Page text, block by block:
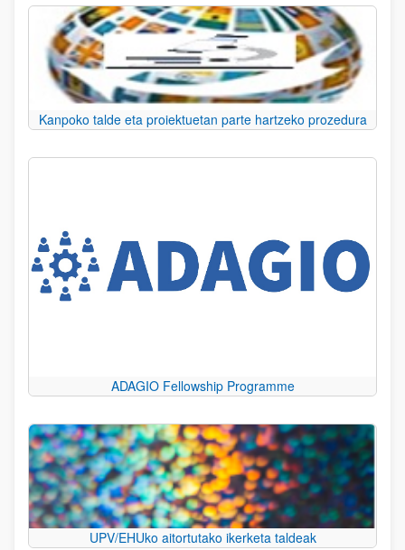
Kanpoko talde eta proiektuetan parte hartzeko prozedura
ADAGIO Fellowship Programme
UPV/EHUko aitortutako ikerketa taldeak